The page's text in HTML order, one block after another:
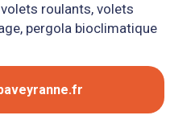
roulants, volets
pergola bioclimatique